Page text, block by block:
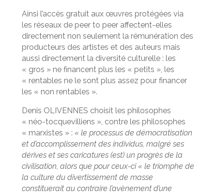
Ainsi l’accès gratuit aux œuvres protégées via
les réseaux de peer to peer affectent-elles
directement non seulement la rémunération des
producteurs des artistes et des auteurs mais
aussi directement la diversité culturelle : les
« gros » ne financent plus les « petits », les
« rentables ne le sont plus assez pour financer
les « non rentables ».
Denis OLIVENNES choisit les philosophes
« néo-tocquevilliens », contre les philosophes
« marxistes » : « le processus de démocratisation
et d’accomplissement des individus, malgré ses
dérives et ses caricatures (est) un progrès de la
civilisation, alors que pour ceux-ci « le triomphe de
la culture du divertissement de masse
constituerait au contraire l’avènement d’une